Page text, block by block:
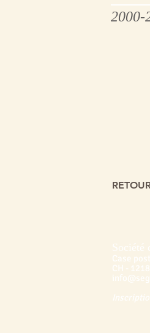
2000-
Société
Case
CH -